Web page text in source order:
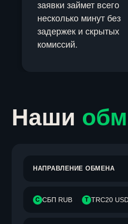
заявки займет всего
несколько минут без
задержек и скрытых
комиссий.
Наши
НАПРАВЛЕНИЕ ОБМЕНА
С СБП RUB T TRC20